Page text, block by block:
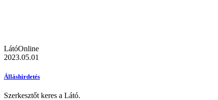
LátóOnline
2023.05.01
Álláshirdetés
Szerkesztőt keres a Látó.